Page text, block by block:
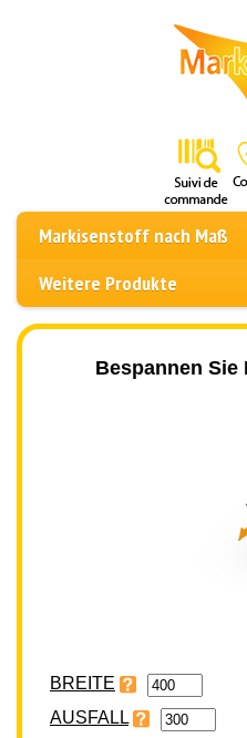
Markisenstoff nach Maß
Weitere Produkte
Bespannen Sie
BREITE